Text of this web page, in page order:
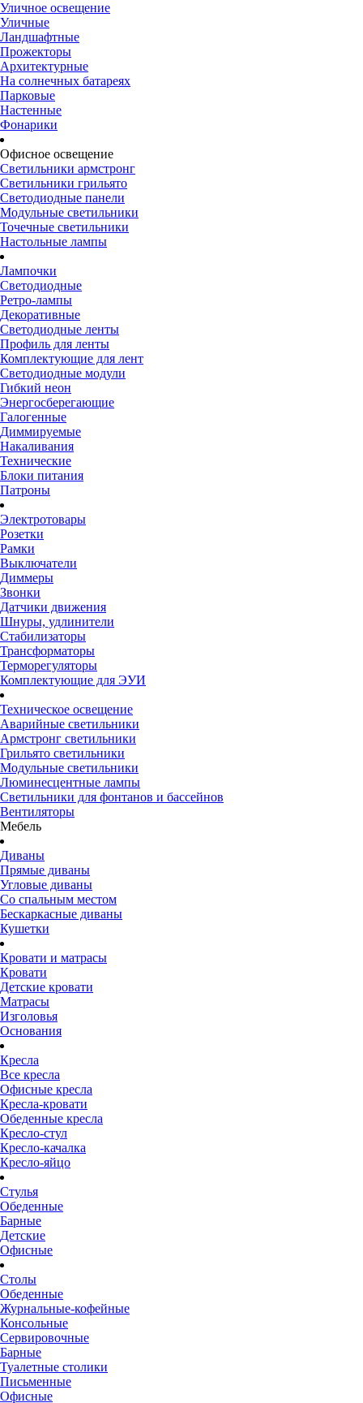
Уличное освещение
Уличные
Ландшафтные
Прожекторы
Архитектурные
На солнечных батареях
Парковые
Настенные
Фонарики
Офисное освещение
Светильники армстронг
Светильники грильято
Светодиодные панели
Модульные светильники
Точечные светильники
Настольные лампы
Лампочки
Светодиодные
Ретро-лампы
Декоративные
Светодиодные ленты
Профиль для ленты
Комплектующие для лент
Светодиодные модули
Гибкий неон
Энергосберегающие
Галогенные
Диммируемые
Накаливания
Технические
Блоки питания
Патроны
Электротовары
Розетки
Рамки
Выключатели
Диммеры
Звонки
Датчики движения
Шнуры, удлинители
Стабилизаторы
Трансформаторы
Терморегуляторы
Комплектующие для ЭУИ
Техническое освещение
Аварийные светильники
Армстронг светильники
Грильято светильники
Модульные светильники
Люминесцентные лампы
Светильники для фонтанов и бассейнов
Вентиляторы
Мебель
Диваны
Прямые диваны
Угловые диваны
Со спальным местом
Бескаркасные диваны
Кушетки
Кровати и матрасы
Кровати
Детские кровати
Матрасы
Изголовья
Основания
Кресла
Все кресла
Офисные кресла
Кресла-кровати
Обеденные кресла
Кресло-стул
Кресло-качалка
Кресло-яйцо
Стулья
Обеденные
Барные
Детские
Офисные
Столы
Обеденные
Журнальные-кофейные
Консольные
Сервировочные
Барные
Туалетные столики
Письменные
Офисные